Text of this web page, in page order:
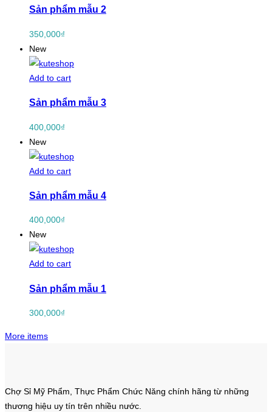
Sản phẩm mẫu 2
350,000₫
New
Add to cart
Sản phẩm mẫu 3
400,000₫
New
Add to cart
Sản phẩm mẫu 4
400,000₫
New
Add to cart
Sản phẩm mẫu 1
300,000₫
More items
Chợ Sỉ Mỹ Phẩm, Thực Phẩm Chức Năng chính hãng từ những
thương hiệu uy tín trên nhiều nước.